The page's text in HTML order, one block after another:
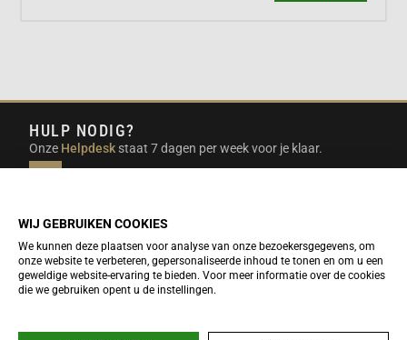
HULP NODIG?
Onze Helpdesk staat 7 dagen per week voor je klaar.
beantwoorden.
NIEUWSBRIEF
Meld je nu gratis aan voor de DTS-Nieuwsbrief en ontvang het
WIJ GEBRUIKEN COOKIES
We kunnen deze plaatsen voor analyse van onze bezoekersgegevens, om
onze website te verbeteren, gepersonaliseerde inhoud te tonen en om u een
geweldige website-ervaring te bieden. Voor meer informatie over de cookies
die we gebruiken opent u de instellingen.